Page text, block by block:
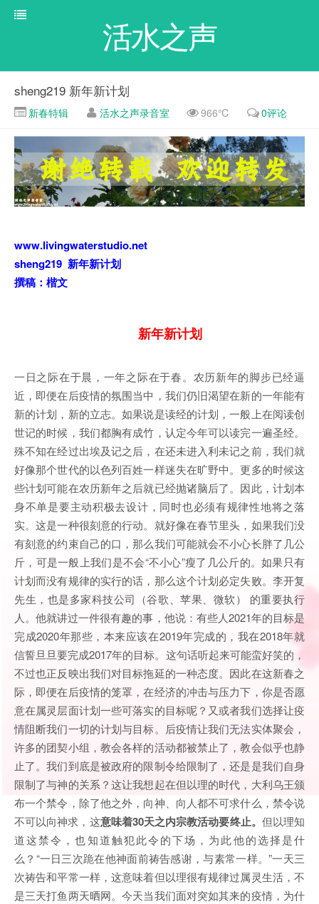
活水之声
sheng219 新年新计划
新春特辑 活水之声录音室 966℃ 0评论
www.livingwaterstudio.net
sheng219 新年新计划
撰稿：楷文
新年新计划
一日之际在于晨，一年之际在于春。农历新年的脚步已经逼
近，即便在后疫情的氛围当中，我们仍旧渴望在新的一年能有
新的计划，新的立志。如果说是读经的计划，一般上在阅读创
世记的时候，我们都胸有成竹，认定今年可以读完一遍圣经。
殊不知在经过出埃及记之后，在还未进入利未记之前，我们就
好像那个世代的以色列百姓一样迷失在旷野中。更多的时候这
些计划可能在农历新年之后就已经抛诸脑后了。因此，计划本
身不单是要主动积极去设计，同时也必须有规律性地将之落
实。这是一种很刻意的行动。就好像在春节里头，如果我们没
有刻意的约束自己的口，那么我们可能就会不小心长胖了几公
斤，可是一般上我们是不会“不小心”瘦了几公斤的。如果只有
计划而没有规律的实行的话，那么这个计划必定失败。李开复
先生，也是多家科技公司（谷歌、苹果、微软） 的重要执行
人。他就讲过一件很有趣的事，他说：有些人2021年的目标是
完成2020年那些，本来应该在2019年完成的，我在2018年就
信誓旦旦要完成2017年的目标。这句话听起来可能蛮好笑的，
不过也正反映出我们对目标拖延的一种态度。因此在这新春之
际，即便在后疫情的笼罩，在经济的冲击与压力下，你是否愿
意在属灵层面计划一些可落实的目标呢？又或者我们选择让疫
情阻断我们一切的计划与目标。后疫情让我们无法实体聚会，
许多的团契小组，教会各样的活动都被禁止了，教会似乎也静
止了。我们到底是被政府的限制令给限制了，还是是我们自身
限制了与神的关系？这让我想起在但以理的时代，大利乌王颁
布一个禁令，除了他之外，向神、向人都不可求什么，禁令说
不可以向神求，这意味着30天之内宗教活动要终止。 但以理知
道这禁令，也知道触犯此令的下场，为此他的选择是什
么？“一日三次跪在他神面前祷告感谢，与素常一样。”一天三
次祷告和平常一样，这意味着但以理很有规律过属灵生活，不
是三天打鱼两天晒网。今天当我们面对突如其来的疫情，为什